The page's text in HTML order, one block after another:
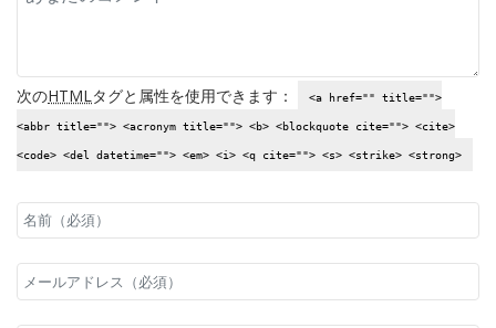
次のHTML タグと属性を使用できます： <a href="" title="">
<abbr title=""> <acronym title=""> <b> <blockquote cite=""> <cite>
<code> <del datetime=""> <em> <i> <q cite=""> <s> <strike> <strong>